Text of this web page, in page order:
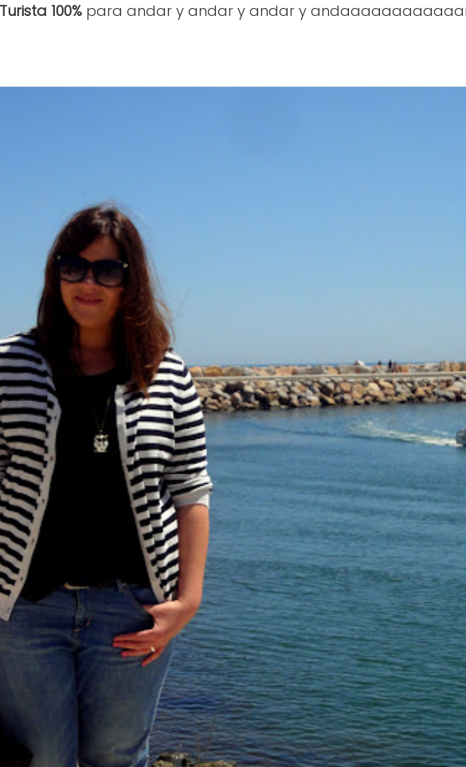
100%para andar y andar y andar y